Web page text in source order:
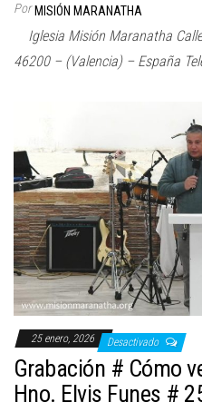
Por MISIÓN MARANATHA
Iglesia Misión Maranatha
46200 – (Valencia) – España
25 enero, 2026 Desactivado
Grabación # Cómo
Hno. Elvis Funes #